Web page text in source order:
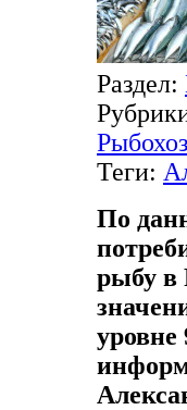
Раздел:
Теги:
По
рыбу в
уровне